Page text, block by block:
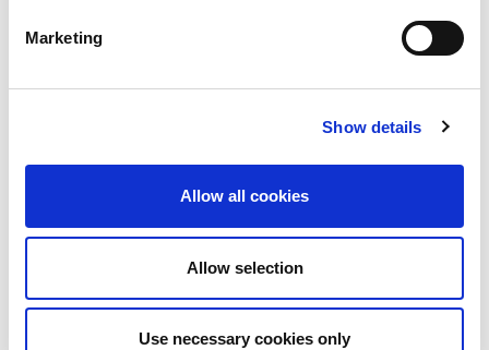
Marketing
Show details
Allow all cookies
Allow selection
Use necessary cookies only
Laserskärmaskiner
uppfylla alla dina produktionskrav.